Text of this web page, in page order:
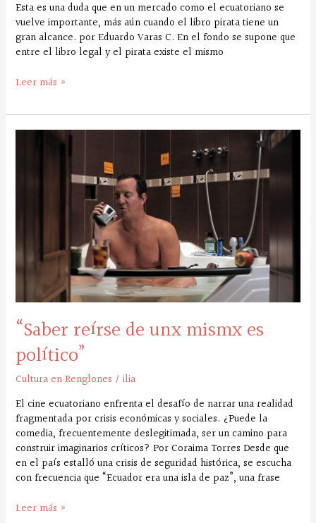
Esta es una duda que en un mercado como el ecuatoriano se
vuelve importante, más aún cuando el libro pirata tiene un
gran alcance. por Eduardo Varas C. En el fondo se supone que
entre el libro legal y el pirata existe el mismo
Leer más »
“Saber reírse de unx mismx es
político”
Cultura en Renglones /ilia
El cine ecuatoriano enfrenta el desafío de narrar una realidad
fragmentada por crisis económicas y sociales. ¿Puede la
comedia, frecuentemente deslegitimada, ser un camino para
construir imaginarios críticos? Por Coraima Torres Desde que
en el país estalló una crisis de seguridad histórica, se escucha
con frecuencia que “Ecuador era una isla de paz”, una frase
Leer más »